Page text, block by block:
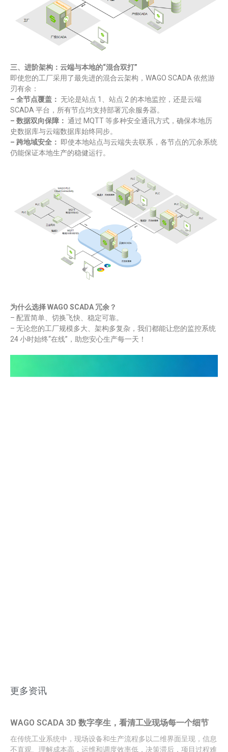
三、进阶架构：云端与本地的“混合双打”
即使您的工厂采用了最先进的混合云架构，WAGO SCADA 依然游
刃有余：
– 全节点覆盖： 无论是站点 1、站点 2 的本地监控，还是云端
SCADA 平台，所有节点均支持部署冗余服务器。
– 数据双向保障： 通过 MQTT 等多种安全通讯方式，确保本地历
史数据库与云端数据库始终同步。
– 跨地域安全： 即使本地站点与云端失去联系，各节点的冗余系统
仍能保证本地生产的稳健运行。
为什么选择 WAGO SCADA 冗余？
– 配置简单、切换飞快、稳定可靠。
– 无论您的工厂规模多大、架构多复杂，我们都能让您的监控系统
24 小时始终“在线”，助您安心生产每一天！
更多资讯
WAGO SCADA 3D 数字孪生，看清工业现场每一个细节
在传统工业系统中，现场设备和生产流程多以二维界面呈现，信息
不直观、理解成本高，运维和调度效率低，决策滞后，项目过程难